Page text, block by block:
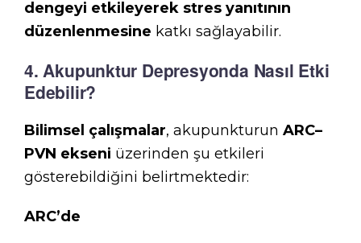
dengeyi etkileyerek stres yanıtının
düzenlenmesine katkı sağlayabilir.
4. Akupunktur Depresyonda Nasıl Etki
Edebilir?
Bilimsel çalışmalar, akupunkturun ARC–
PVN ekseni üzerinden şu etkileri
gösterebildiğini belirtmektedir:
ARC’de